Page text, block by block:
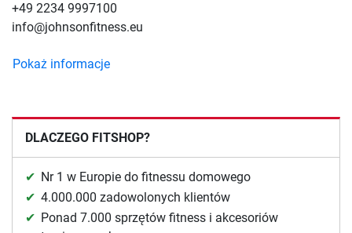
+49 2234 9997100
info@johnsonfitness.eu
Pokaż informacje
DLACZEGO FITSHOP?
Nr 1 w Europie do fitnessu domowego
4.000.000 zadowolonych klientów
Ponad 7.000 sprzętów fitness i akcesoriów